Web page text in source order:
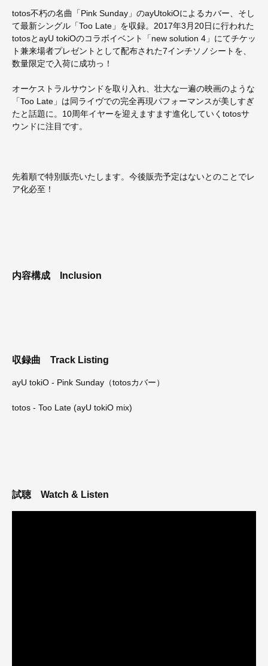
totos不朽の名曲「Pink Sunday」のayUtokiOによるカバー、そし
て最新シングル「Too Late」を収録。2017年3月20日に行われた
totosとayU tokiOのコラボイベント「new solution 4」にてチケッ
ト兼来場者プレゼントとして配布された7インチソノシートを、
数量限定で入荷に成功っ！
オーケストラルサウンドを取り入れ、壮大な一遍の映画のような
「Too Late」は同ライヴでの完全再現パフォーマンスが美しすぎ
たと話題に。10周年イヤーを迎えますます進化していくtotosサ
ウンドに注目です。
先着順で特別販売いたします。今後販売予定はないとのことでレ
ア化必至！
内容構成 Inclusion
収録曲 Track Listing
ayU tokiO - Pink Sunday（totosカバー）
totos - Too Late (ayU tokiO mix)
試聴 Watch & Listen